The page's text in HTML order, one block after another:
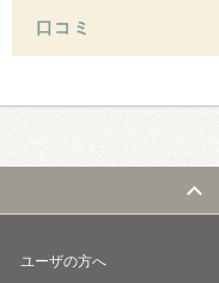
口コミ
ユーザの方へ